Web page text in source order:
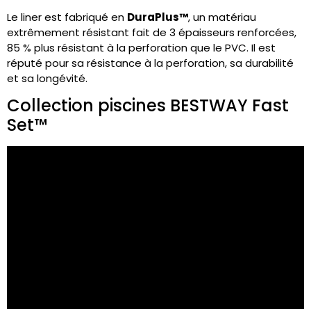
Le liner est fabriqué en DuraPlus™, un matériau
extrêmement résistant fait de 3 épaisseurs renforcées,
85 % plus résistant à la perforation que le PVC. Il est
réputé pour sa résistance à la perforation, sa durabilité
et sa longévité.
Collection piscines BESTWAY Fast
Set™